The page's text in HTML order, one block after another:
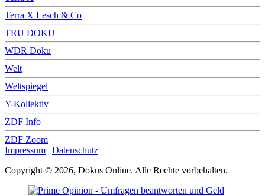
Terra X Lesch & Co
TRU DOKU
WDR Doku
Welt
Weltspiegel
Y-Kollektiv
ZDF Info
ZDF Zoom
Impressum | Datenschutz
Copyright © 2026, Dokus Online. Alle Rechte vorbehalten.